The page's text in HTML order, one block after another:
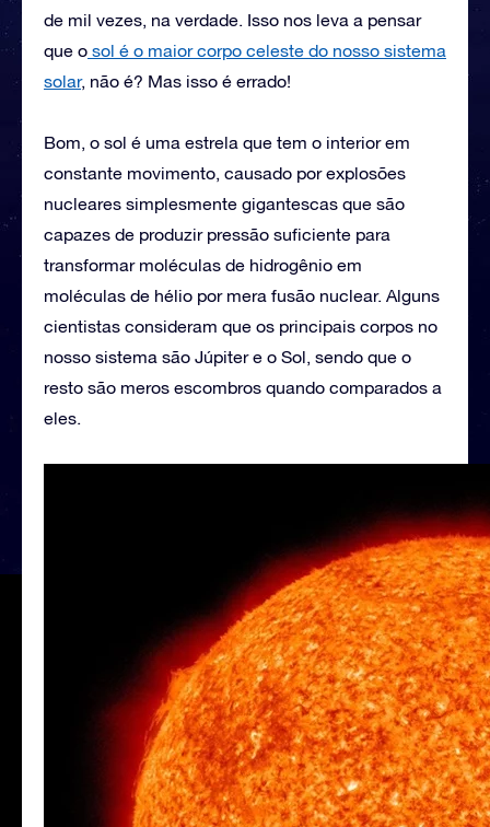
de mil vezes, na verdade. Isso nos leva a pensar
que o sol é o maior corpo celeste do nosso sistema
solar, não é? Mas isso é errado!
Bom, o sol é uma estrela que tem o interior em
constante movimento, causado por explosões
nucleares simplesmente gigantescas que são
capazes de produzir pressão suficiente para
transformar moléculas de hidrogênio em
moléculas de hélio por mera fusão nuclear. Alguns
cientistas consideram que os principais corpos no
nosso sistema são Júpiter e o Sol, sendo que o
resto são meros escombros quando comparados a
eles.